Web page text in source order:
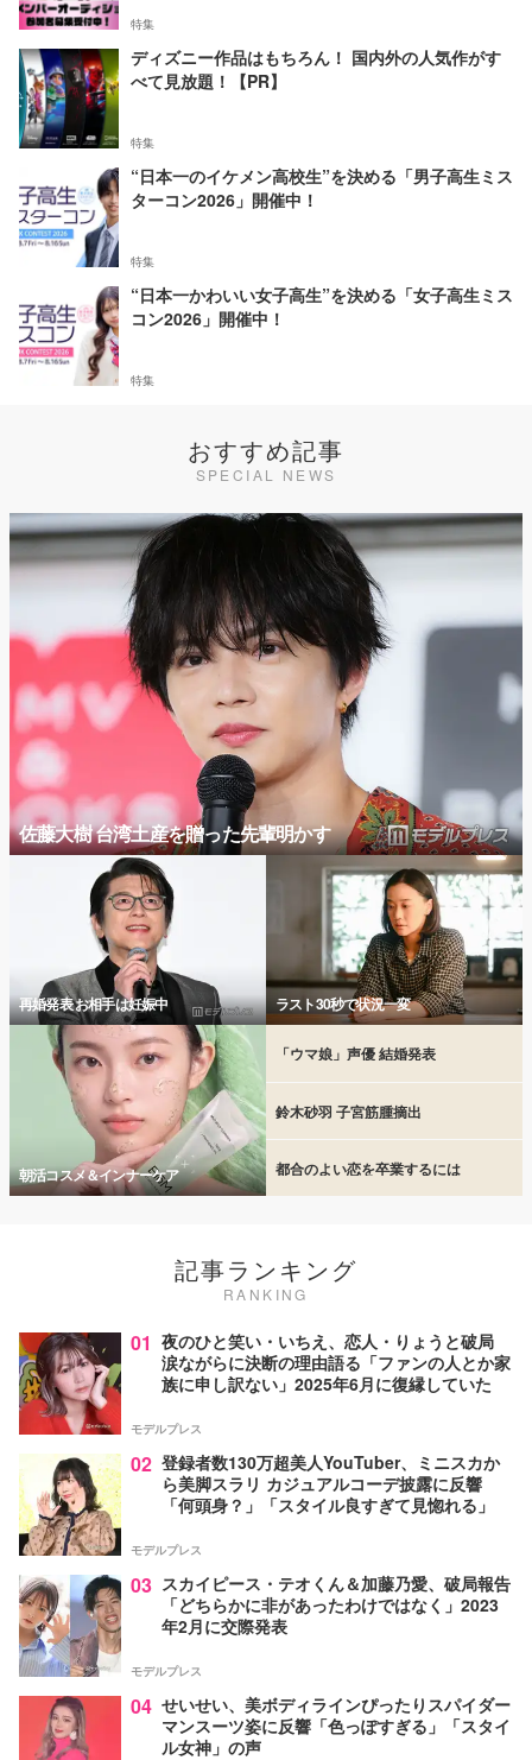
特集
ディズニー作品はもちろん！ 国内外の人気作がす
べて見放題！【PR】
特集
“日本一のイケメン高校生”を決める「男子高生ミス
ターコン2026」開催中！
特集
“日本一かわいい女子高生”を決める「女子高生ミス
コン2026」開催中！
特集
おすすめ記事
SPECIAL NEWS
佐藤大樹 台湾土産を贈った先輩明かす
再婚発表 お相手は妊娠中 ラスト30秒で状況一変
朝活コスメ＆インナーケア
「ウマ娘」声優 結婚発表
鈴木砂羽 子宮筋腫摘出
都合のよい恋を卒業するには
記事ランキング
RANKING
01 夜のひと笑い・いちえ、恋人・りょうと破局
涙ながらに決断の理由語る「ファンの人とか家
族に申し訳ない」2025年6月に復縁していた
モデルプレス
02 登録者数130万超美人YouTuber、ミニスカか
ら美脚スラリ カジュアルコーデ披露に反響
「何頭身？」「スタイル良すぎて見惚れる」
モデルプレス
03 スカイピース・テオくん＆加藤乃愛、破局報告
「どちらかに非があったわけではなく」2023
年2月に交際発表
モデルプレス
04 せいせい、美ボディラインぴったりスパイダー
マンスーツ姿に反響「色っぽすぎる」「スタイ
ル女神」の声